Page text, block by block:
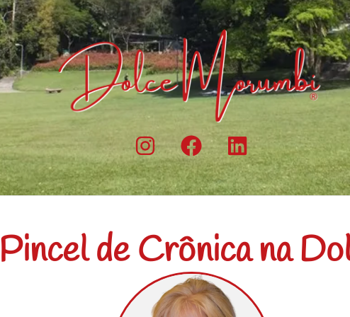
Pincel de Crônica na